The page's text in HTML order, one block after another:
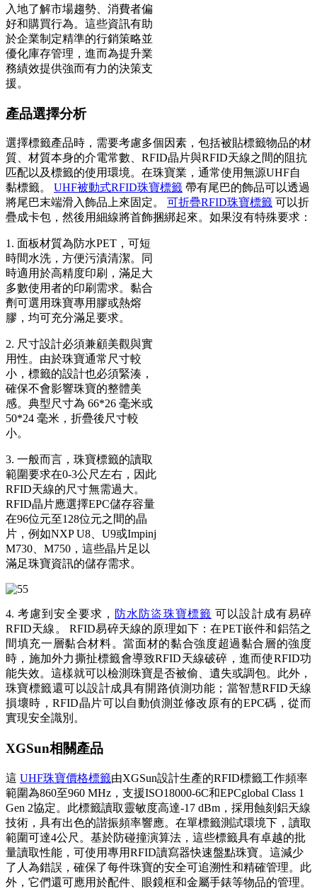
入地了解市場趨勢、消費者偏
好和購買行為。這些資訊有助
於企業制定精準的行銷策略並
優化庫存管理，進而為提升業
務績效提供強而有力的決策支
援。
產品選擇分析
選擇標籤產品時，需要考慮多個因素，包括被貼標籤物品的材
質、材質本身的介電常數、RFID晶片與RFID天線之間的阻抗
匹配以及標籤的使用環境。在珠寶業，通常使用無源UHF自
黏標籤。 UHF被動式RFID珠寶標籤 帶有尾巴的飾品可以透過
將尾巴末端滑入飾品上來固定。 可折疊RFID珠寶標籤 可以折
疊成卡包，然後用細線將首飾捆綁起來。如果沒有特殊要求：
1. 面板材質為防水PET，可短
時間水洗，方便污漬清潔。同
時適用於高精度印刷，滿足大
多數使用者的印刷需求。黏合
劑可選用珠寶專用膠或熱熔
膠，均可充分滿足要求。
2. 尺寸設計必須兼顧美觀與實
用性。由於珠寶通常尺寸較
小，標籤的設計也必須緊湊，
確保不會影響珠寶的整體美
感。典型尺寸為 66*26 毫米或
50*24 毫米，折疊後尺寸較
小。
3. 一般而言，珠寶標籤的讀取
範圍要求在0-3公尺左右，因此
RFID天線的尺寸無需過大。
RFID晶片應選擇EPC儲存容量
在96位元至128位元之間的晶
片，例如NXP U8、U9或Impinj
M730、M750，這些晶片足以
滿足珠寶資訊的儲存需求。
4. 考慮到安全要求， 防水防盜珠寶標籤 可以設計成有易碎
RFID天線。 RFID易碎天線的原理如下：在PET嵌件和鋁箔之
間填充一層黏合材料。當面材的黏合強度超過黏合層的強度
時，施加外力撕扯標籤會導致RFID天線破碎，進而使RFID功
能失效。這樣就可以檢測珠寶是否被偷、遺​​失或調包。此外，
珠寶標籤還可以設計成具有開路偵測功能；當智慧RFID天線
損壞時，RFID晶片可以自動偵測並修改原有的EPC碼，從而
實現安全識別。
XGSun相關產品
這 UHF珠寶價格標籤由XGSun設計生產的RFID標籤工作頻率
範圍為860至960 MHz，支援ISO18000-6C和EPCglobal Class 1
Gen 2協定。此標籤讀取靈敏度高達-17 dBm，採用蝕刻鋁天線
技術，具有出色的諧振頻率響應。在單標籤測試環境下，讀取
範圍可達4公尺。基於防碰撞演算法，這些標籤具有卓越的批
量讀取性能，可使用專用RFID讀寫器快速盤點珠寶。這減少
了人為錯誤，確保了每件珠寶的安全可追溯性和精確管理。此
外，它們還可應用於配件、眼鏡框和金屬手錶等物品的管理。